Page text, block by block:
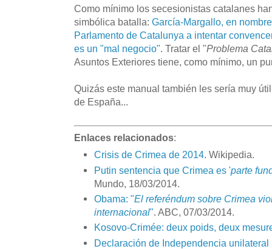
Como mínimo los secesionistas catalanes
simbólica batalla: García-Margallo, en
Parlamento de Catalunya a intentar
es un "mal negocio". Tratar el "Problema
Asuntos Exteriores tiene, como mínimo, un
Quizás este manual también les sería muy
de España...
Enlaces relacionados:
Crisis de Crimea de 2014. Wikipedia.
Putin sentencia que Crimea es 'parte
Mundo, 18/03/2014.
Obama: "El referéndum sobre Crimea
internacional". ABC, 07/03/2014.
Kosovo-Crimée: deux poids, deux
Declaración de Independencia